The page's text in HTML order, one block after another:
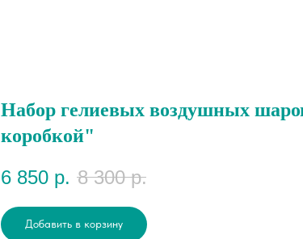
Набор гелиевых воздушных
коробкой"
6 850 р. 8 300 р.
Добавить в корзину